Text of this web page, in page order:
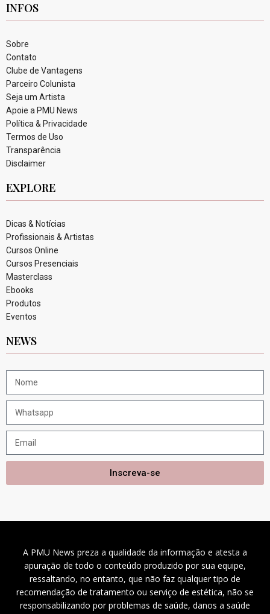
INFOS
Sobre
Contato
Clube de Vantagens
Parceiro Colunista
Seja um Artista
Apoie a PMU News
Política & Privacidade
Termos de Uso
Transparência
Disclaimer
EXPLORE
Dicas & Notícias
Profissionais & Artistas
Cursos Online
Cursos Presenciais
Masterclass
Ebooks
Produtos
Eventos
NEWS
Inscreva-se
A PMU News preza a qualidade da informação e atesta a
apuração de todo o conteúdo produzido por sua equipe,
ressaltando, no entanto, que não faz qualquer tipo de
recomendação de tratamento ou serviço de estética, não se
responsabilizando por problemas de saúde, danos a saúde